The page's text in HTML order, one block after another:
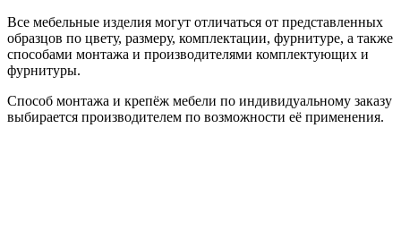
Все мебельные изделия могут отличаться от представленных
образцов по цвету, размеру, комплектации, фурнитуре, а также
способами монтажа и производителями комплектующих и
фурнитуры.
Способ монтажа и крепёж мебели по индивидуальному заказу
выбирается производителем по возможности её применения.